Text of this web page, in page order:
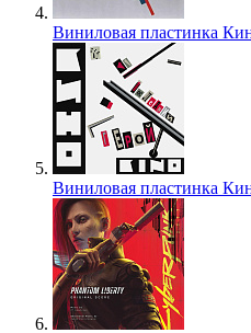
Виниловая пластинка
Виниловая пластинка